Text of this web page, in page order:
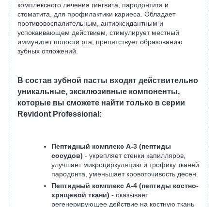
комплексного лечения гингвита, пародонтита и
стоматита, для профилактики кариеса. Обладает
противовоспалительным, антиоксидантным и
успокаивающем действием, стимулирует местный
иммунитет полости рта, препятствует образованию
зубных отложений.
В состав зубной пасты входят действительно
уникальные, эксклюзивные компоненты,
которые вы сможете найти только в серии
Revidont Professional:
Пептидный комплекс А-3 (пептиды
сосудов) - укрепляет стенки капилляров,
улучшает микроциркуляцию и трофику тканей
пародонта, уменьшает кровоточивость десен.
Пептидный комплекс А-4 (пептиды костно-
хрящевой ткани) - оказывает
регенерирующее действие на костную ткань